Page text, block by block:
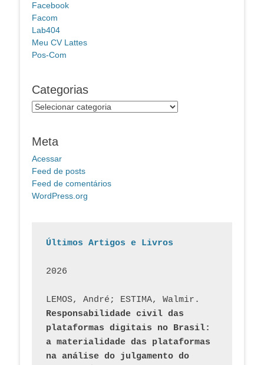
Facebook
Facom
Lab404
Meu CV Lattes
Pos-Com
Categorias
Categorias
Meta
Acessar
Feed de posts
Feed de comentários
WordPress.org
Últimos Artigos e Livros
2026
Responsabilidade civil das
plataformas digitais no Brasil:
a materialidade das plataformas
na análise do julgamento do